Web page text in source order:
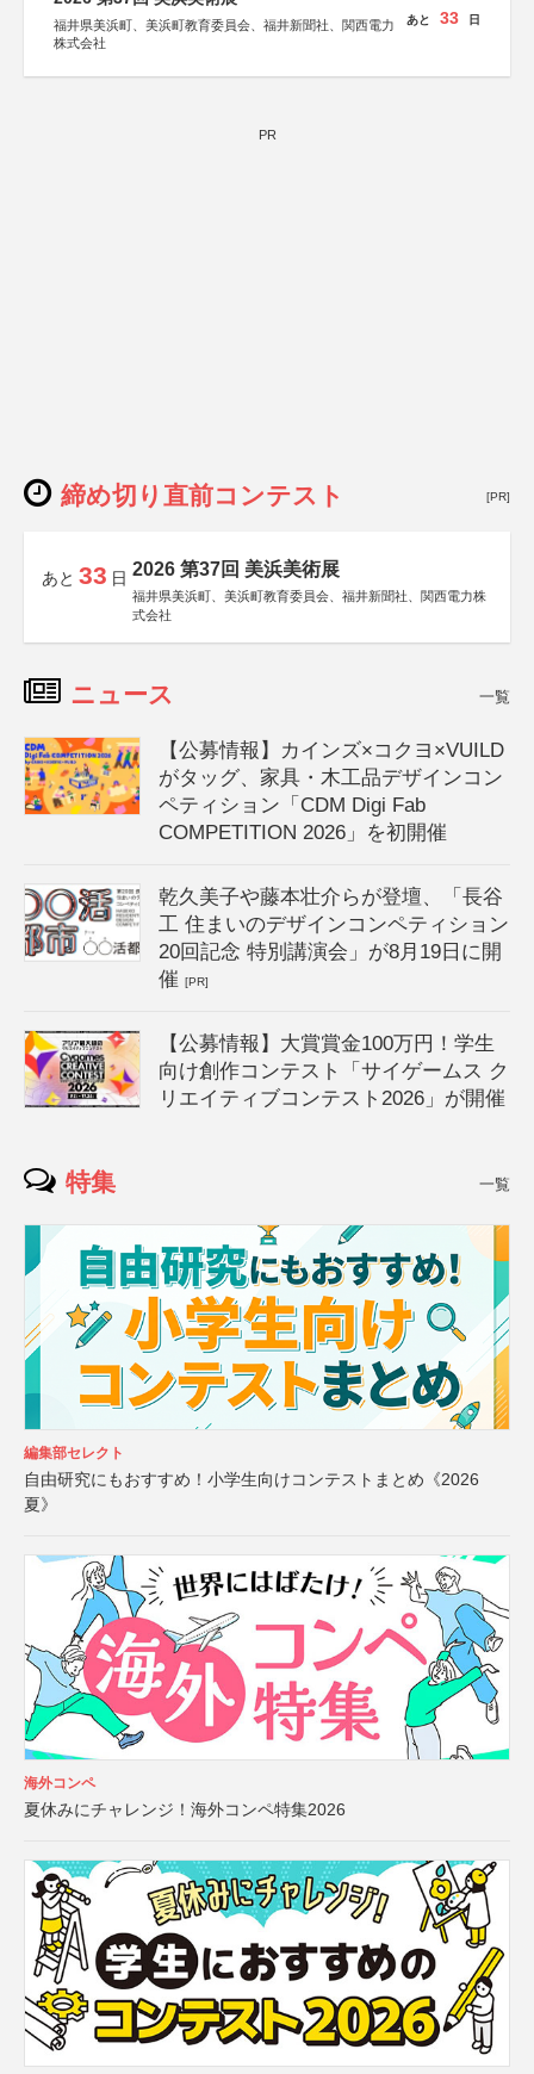
福井県美浜町、美浜町教育委員会、福井新聞社、関西電力
株式会社
あと 33 日
PR
締め切り直前コンテスト [PR]
あと 33 日 2026 第37回 美浜美術展
福井県美浜町、美浜町教育委員会、福井新聞社、関西電力株
式会社
ニュース 一覧
【公募情報】カインズ×コクヨ×VUILD
がタッグ、家具・木工品デザインコン
ペティション「CDM Digi Fab
COMPETITION 2026」を初開催
乾久美子や藤本壮介らが登壇、「長谷
工 住まいのデザインコンペティション
20回記念 特別講演会」が8月19日に開
催[PR]
【公募情報】大賞賞金100万円！学生
向け創作コンテスト「サイゲームス ク
リエイティブコンテスト2026」が開催
特集 一覧
編集部セレクト
自由研究にもおすすめ！小学生向けコンテストまとめ《2026
夏》
海外コンペ
夏休みにチャレンジ！海外コンペ特集2026